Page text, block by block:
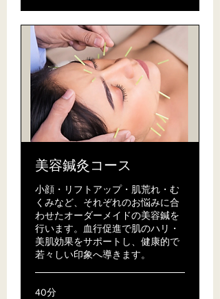
美容鍼灸コース
小顔・リフトアップ・肌荒れ・む
くみなど、それぞれのお悩みに合
わせたオーダーメイドの美容鍼を
行います。血行促進で肌のハリ・
美肌効果をサポートし、健康的で
若々しい印象へ導きます。
40分